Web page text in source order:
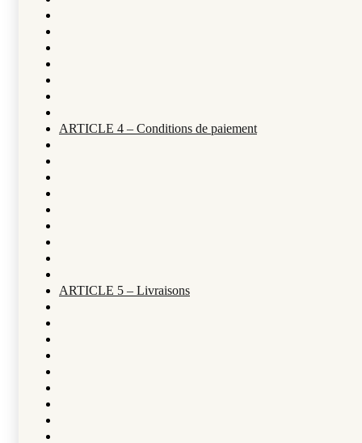
ARTICLE 4 – Conditions de paiement
ARTICLE 5 – Livraisons